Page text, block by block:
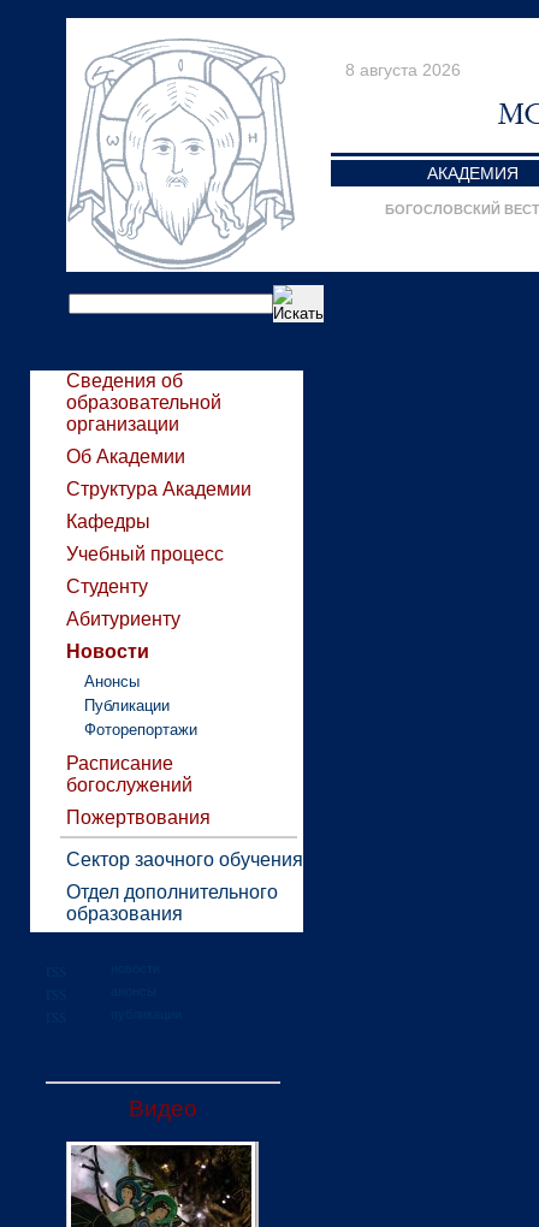
8 августа 2026
АКАДЕМИЯ
БОГОСЛОВСКИЙ
Сведения об
образовательной
организации
Об Академии
Структура Академии
Кафедры
Учебный процесс
Студенту
Абитуриенту
Новости
Анонсы
Публикации
Фоторепортажи
Расписание
богослужений
Пожертвования
Сектор заочного обучения
Отдел дополнительного
образования
Видео